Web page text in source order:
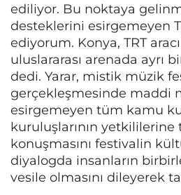
ediliyor. Bu noktaya
desteklerini esirgemeyen
ediyorum. Konya, TRT
uluslararası arenada ayrı
dedi. Yarar, mistik müzik
gerçekleşmesinde maddi
esirgemeyen tüm kamu
kuruluşlarının yetkililerine
konuşmasını festivalin
diyalogda insanların
vesile olmasını dileyerek